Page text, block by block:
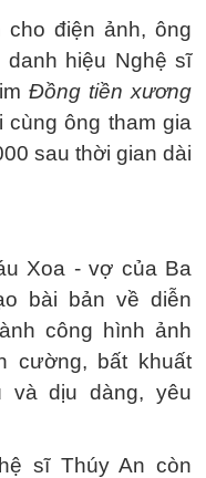
điện ảnh, ông
hiệu Nghệ sĩ
Đồng tiền xương
cùng ông tham gia
sau thời gian dài
Xoa - vợ của Ba
bài bản về diễn
công hình ảnh
cường, bất khuất
và dịu dàng, yêu
sĩ Thúy An còn